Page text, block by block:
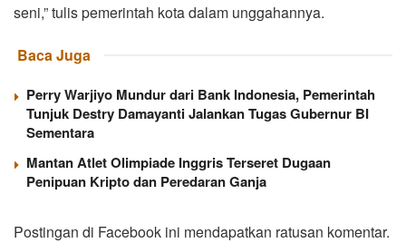
seni,” tulis pemerintah kota dalam unggahannya.
Baca Juga
Perry Warjiyo Mundur dari Bank Indonesia, Pemerintah
Tunjuk Destry Damayanti Jalankan Tugas Gubernur BI
Sementara
Mantan Atlet Olimpiade Inggris Terseret Dugaan
Penipuan Kripto dan Peredaran Ganja
Postingan di Facebook ini mendapatkan ratusan komentar.